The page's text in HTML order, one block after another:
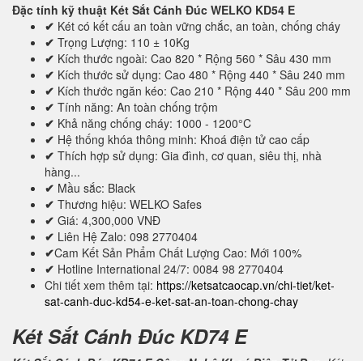
Đặc tính kỹ thuật Két Sắt Cánh Đúc WELKO KD54 E
✔ Két có kết cấu an toàn vững chắc, an toàn, chống cháy
✔ Trọng Lượng: 110 ± 10Kg
✔ Kích thước ngoài: Cao 820 * Rộng 560 * Sâu 430 mm
✔ Kích thước sử dụng: Cao 480 * Rộng 440 * Sâu 240 mm
✔ Kích thước ngăn kéo: Cao 210 * Rộng 440 * Sâu 200 mm
✔ Tính năng: An toàn chống trộm
✔ Khả năng chống cháy: 1000 - 1200°C
✔ Hệ thống khóa thông minh: Khoá điện tử cao cấp
✔ Thích hợp sử dụng: Gia đình, cơ quan, siêu thị, nhà
hàng...
✔ Mầu sắc: Black
✔ Thương hiệu: WELKO Safes
✔ Giá: 4,300,000 VNĐ
✔ Liên Hệ Zalo: 098 2770404
✔Cam Kết Sản Phẩm Chất Lượng Cao: Mới 100%
✔ Hotline International 24/7: 0084 98 2770404
Chi tiết xem thêm tại: https://ketsatcaocap.vn/chi-tiet/ket-
sat-canh-duc-kd54-e-ket-sat-an-toan-chong-chay
Két Sắt Cánh Đúc KD74 E